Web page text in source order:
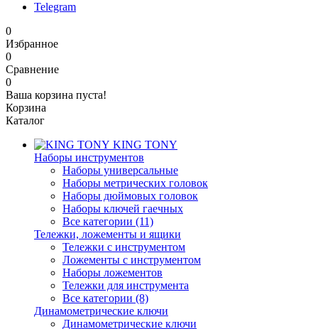
Telegram
0
Избранное
0
Сравнение
0
Ваша корзина пуста!
Корзина
Каталог
KING TONY
Наборы инструментов
Наборы универсальные
Наборы метрических головок
Наборы дюймовых головок
Наборы ключей гаечных
Все категории (11)
Тележки, ложементы и ящики
Тележки с инструментом
Ложементы с инструментом
Наборы ложементов
Тележки для инструмента
Все категории (8)
Динамометрические ключи
Динамометрические ключи